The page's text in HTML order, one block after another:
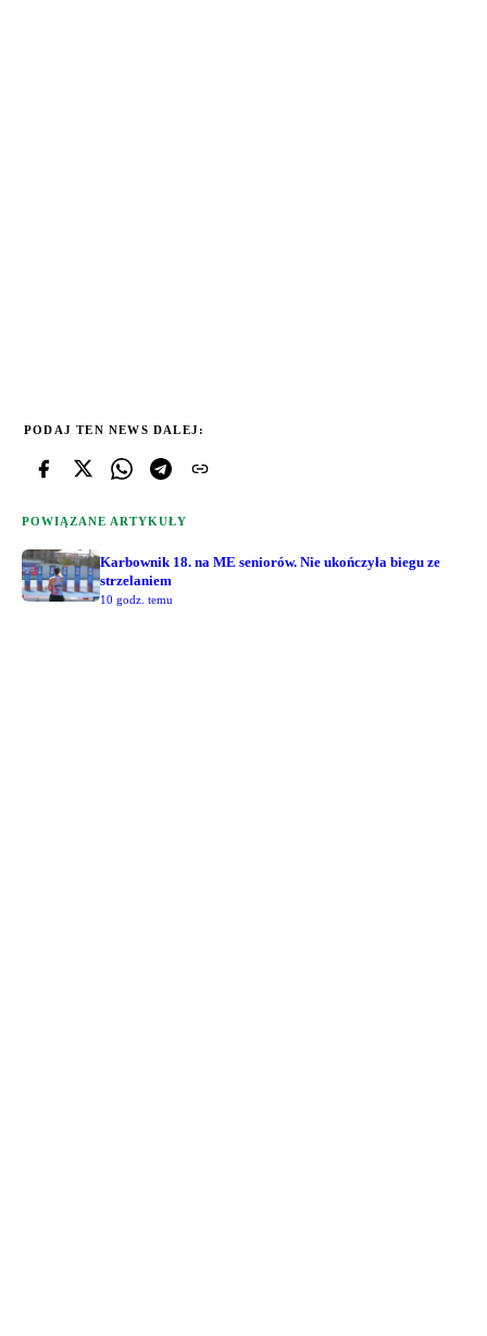
PODAJ TEN NEWS DALEJ:
POWIĄZANE ARTYKUŁY
Karbownik 18. na ME seniorów. Nie ukończyła biegu ze
strzelaniem
10 godz. temu